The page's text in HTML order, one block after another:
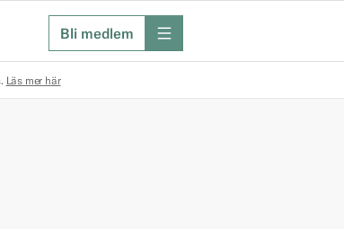
Bli medlem meny
Läs mer här